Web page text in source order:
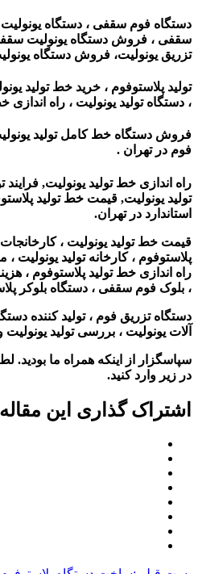
دستگاه فوم سقفی ، دستگاه
سقفی ، فروش دستگاه یونولیت
تزریق یونولیت، فروش دستگاه
تولید پلاستوفوم ، خرید خط تولید
، دستگاه تولید یونولیت ، راه اندازی
فروش دستگاه خط کامل تولید
فوم در تهران .
راه اندازی خط تولید یونولیت,
تولید یونولیت, قیمت خط تولید
استاندارد در تهران.
قیمت خط تولید یونولیت ، کارخانجات
پلاستوفوم ، کارخانه تولید یونولیت ،
راه اندازی خط تولید پلاستوفوم ،
، بلوک فوم سقفی ، دستگاه بلوکر
دستگاه تزریق فوم ، تولید کننده
آلات یونولیت ، بررسی تولید
سپاسگزار از اینکه همراه ما بودید.
در زیر وارد کنید.
اشتراک گذاری این مقاله